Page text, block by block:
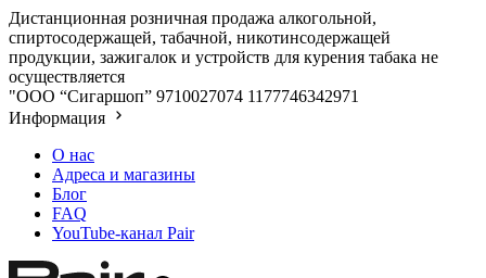
Дистанционная розничная продажа алкогольной,
спиртосодержащей, табачной, никотинсодержащей
продукции, зажигалок и устройств для курения табака не
осуществляется
"ООО “Сигаршоп” 9710027074 1177746342971
Информация
О нас
Адреса и магазины
Блог
FAQ
YouTube-канал Pair